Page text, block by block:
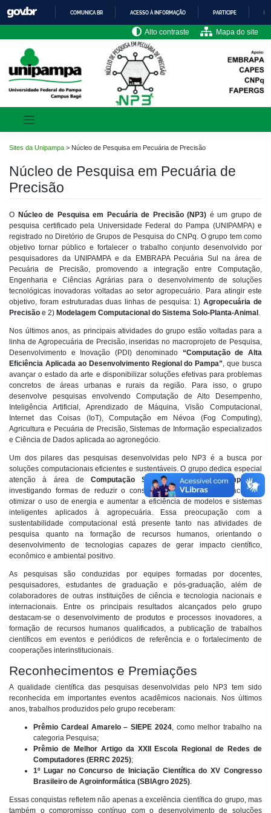
para
o
conteúdo
IR
PARA
O
CONTEÚDO
COMUNICA BR ACESSO À INFORMAÇÃO PARTICIPE
Alto contraste Mapa do site
Sites da Unipampa > Núcleo de Pesquisa em Pecuária de Precisão
Núcleo de Pesquisa em Pecuária de
Precisão
O Núcleo de Pesquisa em Pecuária de Precisão (NP3) é um grupo de
pesquisa certificado pela Universidade Federal do Pampa (UNIPAMPA) e
registrado no Diretório de Grupos de Pesquisa do CNPq. O grupo tem como
objetivo tornar público e fortalecer o trabalho conjunto desenvolvido por
pesquisadores da UNIPAMPA e da EMBRAPA Pecuária Sul na área de
Pecuária de Precisão, promovendo a integração entre Computação,
Engenharia e Ciências Agrárias para o desenvolvimento de soluções
tecnológicas inovadoras voltadas ao setor agropecuário. Para atingir este
objetivo, foram estruturadas duas linhas de pesquisa: 1)Agropecuária de
Precisão e 2) Modelagem Computacional do Sistema Solo-Planta-Animal .
Nos últimos anos, as principais atividades do grupo estão voltadas para a
linha de Agropecuária de Precisão, inseridas no macroprojeto de Pesquisa,
Desenvolvimento e Inovação (PDI) denominado “Computação de Alta
Eficiência Aplicada ao Desenvolvimento Regional do Pampa”, que busca
avançar o estado da arte e disponibilizar soluções efetivas para problemas
concretos de áreas urbanas e rurais da região. Para isso, o grupo
desenvolve pesquisas envolvendo Computação de Alto Desempenho,
Inteligência Artificial, Aprendizado de Máquina, Visão Computacional,
Internet das Coisas (IoT), Computação em Névoa (Fog Computing),
Agricultura e Pecuária de Precisão, Sistemas de Informação especializados
e Ciência de Dados aplicada ao agronegócio.
Um dos pilares das pesquisas desenvolvidas pelo NP3 é a busca por
soluções computacionais eficientes e sustentáveis. O grupo dedica especial
atenção à área deComputação Sustentável (Green Computing)
investigando formas de reduzir o consumo de recursos computacionais,
otimizar o uso de energia e aumentar a eficiência de modelos e sistemas
inteligentes aplicados à agropecuária. Essa preocupação com a
sustentabilidade computacional está presente tanto nas atividades de
pesquisa quanto na formação de recursos humanos, orientando o
desenvolvimento de tecnologias capazes de gerar impacto científico,
econômico e ambiental positivo.
As pesquisas são conduzidas por equipes formadas por docentes,
pesquisadores, estudantes de graduação e pós-graduação, além de
colaboradores de outras instituições de ciência e tecnologia nacionais e
internacionais. Entre os principais resultados alcançados pelo grupo
destacam-se o desenvolvimento de produtos e processos inovadores, a
formação de recursos humanos qualificados, a publicação de trabalhos
científicos em eventos e periódicos de referência e o fortalecimento de
cooperações interinstitucionais.
Reconhecimentos e Premiações
A qualidade científica das pesquisas desenvolvidas pelo NP3 tem sido
reconhecida em importantes eventos acadêmicos nacionais. Nos últimos
anos, trabalhos produzidos pelo grupo receberam:
Prêmio Cardeal Amarelo – SIEPE 2024, como melhor trabalho na
categoria Pesquisa;
Prêmio de Melhor Artigo da XXII Escola Regional de Redes de
Computadores (ERRC 2025);
1º Lugar no Concurso de Iniciação Científica do XV Congresso
Brasileiro de Agroinformática (SBIAgro 2025).
Essas conquistas refletem não apenas a excelência científica do grupo, mas
também o compromisso contínuo com o desenvolvimento de soluções